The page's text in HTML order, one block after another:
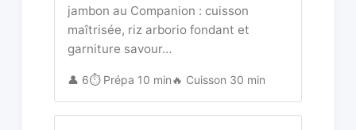
jambon au Companion : cuisson
maîtrisée, riz arborio fondant et
garniture savour…
👤 6⏱️ Prépa 10 min🔥 Cuisson 30 min